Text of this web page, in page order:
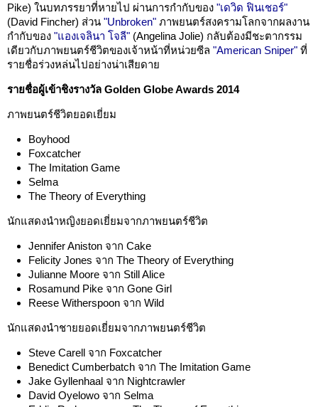
Pike) ในบทภรรยาที่หายไป ผ่านการกำกับของ "เดวิด ฟินเชอร์"
(David Fincher) ส่วน "Unbroken" ภาพยนตร์สงครามโลกจากผลงาน
กำกับของ "แองเจลินา โจลี" (Angelina Jolie) กลับต้องมีชะตากรรม
เดียวกับภาพยนตร์ชีวิตของเจ้าหน้าที่หน่วยซีล "American Sniper" ที่
รายชื่อร่วงหล่นไปอย่างน่าเสียดาย
รายชื่อผู้เข้าชิงรางวัล Golden Globe Awards 2014
ภาพยนตร์ชีวิตยอดเยี่ยม
Boyhood
Foxcatcher
The Imitation Game
Selma
The Theory of Everything
นักแสดงนำหญิงยอดเยี่ยมจากภาพยนตร์ชีวิต
Jennifer Aniston จาก Cake
Felicity Jones จาก The Theory of Everything
Julianne Moore จาก Still Alice
Rosamund Pike จาก Gone Girl
Reese Witherspoon จาก Wild
นักแสดงนำชายยอดเยี่ยมจากภาพยนตร์ชีวิต
Steve Carell จาก Foxcatcher
Benedict Cumberbatch จาก The Imitation Game
Jake Gyllenhaal จาก Nightcrawler
David Oyelowo จาก Selma